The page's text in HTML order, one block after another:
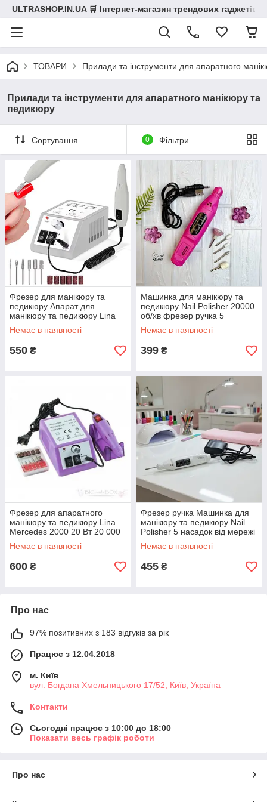
ULTRASHOP.IN.UA 🛒 Інтернет-магазин трендових гаджетів
ТОВАРИ Прилади та інструменти для апаратного
Прилади та інструменти для апаратного манікюру та
педикюру
Сортування 0 Фільтри
Фрезер для манікюру та
педикюру Апарат для
манікюру та педикюру Lina
Mercedes 2000 20 Вт 20 000
об/хв реверс Сірий
Немає в наявності
550 ₴
Машинка для манікюру та
педикюру Nail Polisher 20000
об/хв фрезер ручка 5
насадок 220V Рожевий
Немає в наявності
399 ₴
Фрезер для апаратного
манікюру та педикюру Lina
Mercedes 2000 20 Вт 20 000
об/хв 6 алмазних насадок
Немає в наявності
600 ₴
Фрезер ручка Машинка для
манікюру та педикюру Nail
Polisher 5 насадок від мережі
Білий
Немає в наявності
455 ₴
Про нас
97% позитивних з 183 відгуків за рік
Працює з 12.04.2018
м. Київ
вул. Богдана Хмельницького 17/52, Київ, Україна
Контакти
Сьогодні працює з 10:00 до 18:00
Показати весь графік роботи
Про нас